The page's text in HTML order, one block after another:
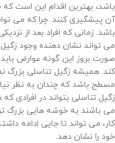
باشد، بهترین اقدام این است
آن پیشگیری کنند. چرا که می
باشد. زمانی که افراد بعد از
می تواند نشان دهنده وجود زگیل
صورت بروز این گونه عوارض
کند. همیشه زگیل تناسلی بزرگ
مسطح باشد که چندان به نظر
زگیل تناسلی بتواند در
می باشند به خوشه هایی بزرگ
کار، می تواند تا جایی ادامه
خود را نشان دهد.